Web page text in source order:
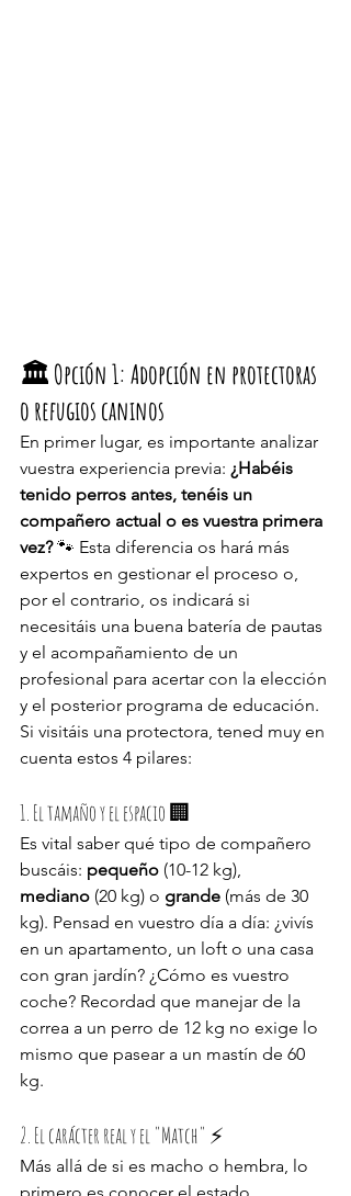
🏛️ Opción 1: Adopción en protectoras
o refugios caninos
En primer lugar, es importante analizar
vuestra experiencia previa: ¿Habéis
tenido perros antes, tenéis un
compañero actual o es vuestra primera
vez? 🐾 Esta diferencia os hará más
expertos en gestionar el proceso o,
por el contrario, os indicará si
necesitáis una buena batería de pautas
y el acompañamiento de un
profesional para acertar con la elección
y el posterior programa de educación.
Si visitáis una protectora, tened muy en
cuenta estos 4 pilares:
1. El tamaño y el espacio 🏢
Es vital saber qué tipo de compañero
buscáis: pequeño (10-12 kg),
mediano (20 kg) o grande (más de 30
kg). Pensad en vuestro día a día: ¿vivís
en un apartamento, un loft o una casa
con gran jardín? ¿Cómo es vuestro
coche? Recordad que manejar de la
correa a un perro de 12 kg no exige lo
mismo que pasear a un mastín de 60
kg.
2. El carácter real y el "Match" ⚡
Más allá de si es macho o hembra, lo